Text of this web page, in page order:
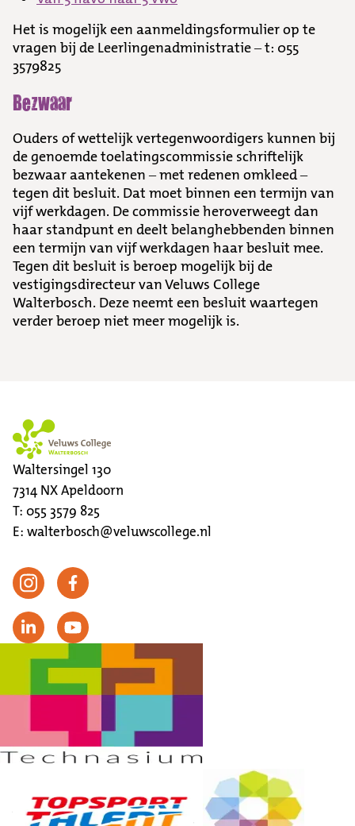
Het is mogelijk een aanmeldingsformulier op te
vragen bij de Leerlingenadministratie – t: 055
3579825
Bezwaar
Ouders of wettelijk vertegenwoordigers kunnen bij
de genoemde toelatingscommissie schriftelijk
bezwaar aantekenen – met redenen omkleed –
tegen dit besluit. Dat moet binnen een termijn van
vijf werkdagen. De commissie heroverweegt dan
haar standpunt en deelt belanghebbenden binnen
een termijn van vijf werkdagen haar besluit mee.
Tegen dit besluit is beroep mogelijk bij de
vestigingsdirecteur van Veluws College
Walterbosch. Deze neemt een besluit waartegen
verder beroep niet meer mogelijk is.
Waltersingel 130
7314 NXApeldoorn
T: 055 3579 825
E: walterbosch@veluwscollege.nl